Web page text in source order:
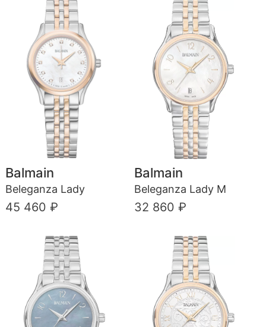
Balmain
Beleganza Lady
45 460 ₽
Balmain
Beleganza Lady M
32 860 ₽